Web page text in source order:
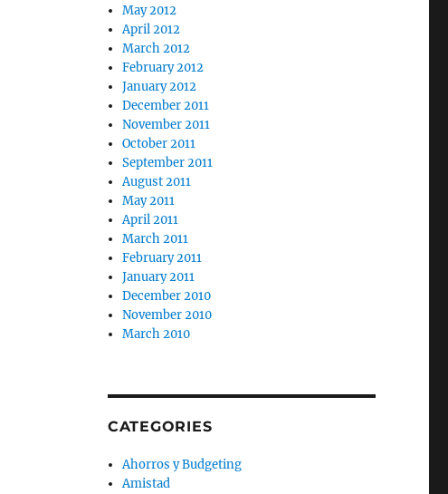
May 2012
April 2012
March 2012
February 2012
January 2012
December 2011
November 2011
October 2011
September 2011
August 2011
May 2011
April 2011
March 2011
February 2011
January 2011
December 2010
November 2010
March 2010
CATEGORIES
Ahorros y Budgeting
Amistad